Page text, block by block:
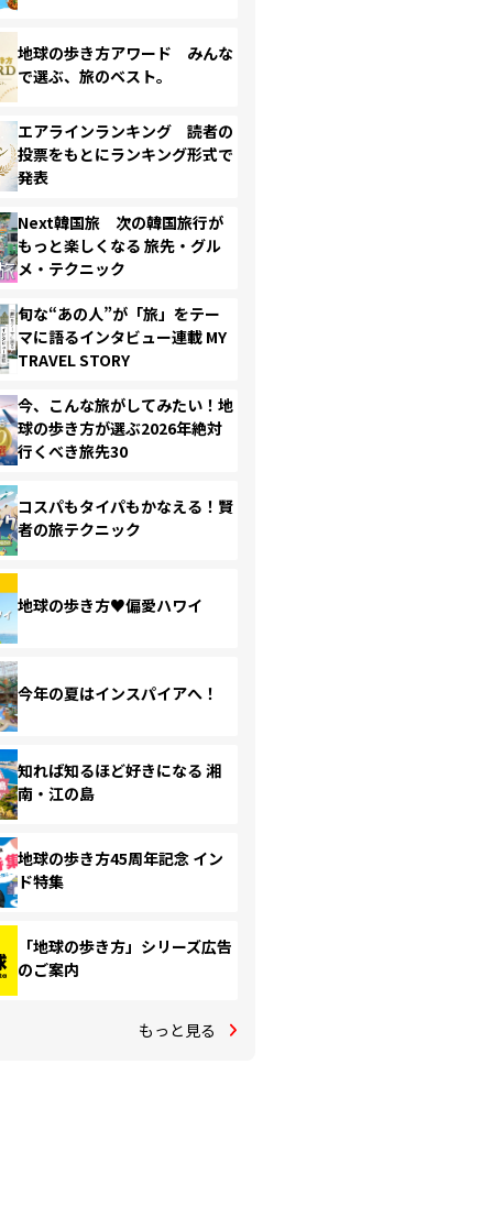
地球の歩き方アワード みんな
で選ぶ、旅のベスト。
エアラインランキング 読者の
投票をもとにランキング形式で
発表
Next韓国旅 次の韓国旅行が
もっと楽しくなる 旅先・グル
メ・テクニック
旬な“あの人”が「旅」をテー
マに語るインタビュー連載 MY
TRAVEL STORY
今、こんな旅がしてみたい！地
球の歩き方が選ぶ2026年絶対
行くべき旅先30
コスパもタイパもかなえる！賢
者の旅テクニック
地球の歩き方♥偏愛ハワイ
今年の夏はインスパイアへ！
知れば知るほど好きになる 湘
南・江の島
地球の歩き方45周年記念 イン
ド特集
「地球の歩き方」シリーズ広告
のご案内
もっと見る